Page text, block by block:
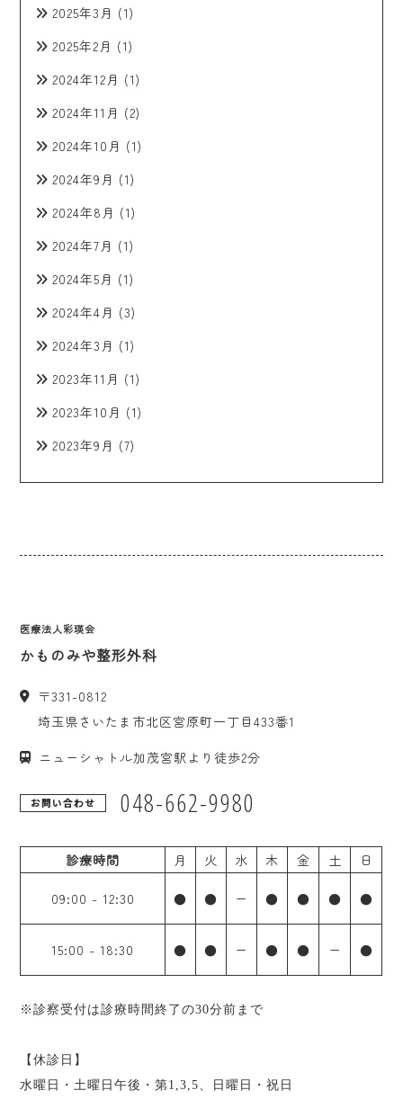
2025年3月 (1)
2025年2月 (1)
2024年12月 (1)
2024年11月 (2)
2024年10月 (1)
2024年9月 (1)
2024年8月 (1)
2024年7月 (1)
2024年5月 (1)
2024年4月 (3)
2024年3月 (1)
2023年11月 (1)
2023年10月 (1)
2023年9月 (7)
医療法人彩瑛会
かものみや整形外科
〒331-0812
埼玉県 さいたま市北区宮原町一丁目433番1
ニューシャトル加茂宮駅より徒歩2分
お問い合わせ 048-662-9980
診療時間 月 火 水 木 金 土 日
09:00 - 12:30 ● ● ー ● ● ● ●
15:00 - 18:30 ● ● ー ● ● ー ●
※診察受付は診療時間終了の30分前まで
【休診日】
水曜日・土曜日午後・第1,3,5、日曜日・祝日